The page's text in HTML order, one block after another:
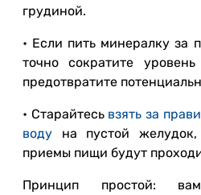
грудиной.
• Если пить минералку за
точно сократите
предотвратите
• Старайтесь взять за
воду на пустой
приемы пищи будут
Принцип простой: